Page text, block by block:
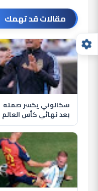
مقالات قد تهمك
سكالوني يكسر صمته
بعد نهائي كأس العالم
2026 ويكشف سر فخره
بمنتخب الأرجنتين